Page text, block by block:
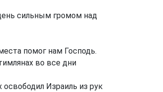
сильным громом над
помог нам Господь.
во все дни
Израиль из рук